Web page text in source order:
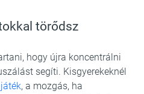
törődsz
hogy újra koncentrálni
segíti. Kisgyerekeknél
, a mozgás, ha